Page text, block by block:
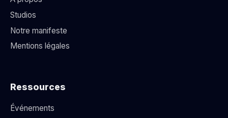
Studios
Notre manifeste
Mentions légales
Ressources
Événements